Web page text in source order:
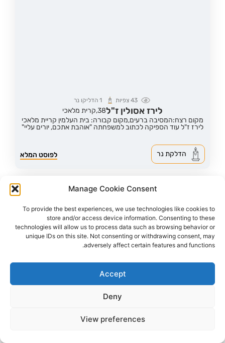
Manage Cookie Consent
To provide the best experiences, we use technologies like cookies to
store and/or access device information. Consenting to these
technologies will allow us to process data such as browsing behavior or
unique IDs on this site. Not consenting or withdrawing consent, may
adversely affect certain features and functions.
Accept
Deny
View preferences
43צפיות 1 הדליקו נר
לירז אסולין ז"ל38, קרית מלאכי
מקום רצח:המסיבה ברעים,מקום קבורה: בית העלמין קריית מלאכי
לירז ז"ל עוד הספיקה לכתוב למשפחתה "אוהבת אתכם, יורים עליי"
לפוסט המלא הדלקת נר
66צפיות 1 הדליקו נר